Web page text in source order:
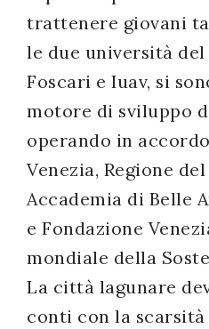
trattenere giovani
le due università
Foscari e Iuav, si
motore di sviluppo
operando in
Venezia, Regione
Accademia di Belle
e Fondazione
mondiale della
La città lagunare
conti con la